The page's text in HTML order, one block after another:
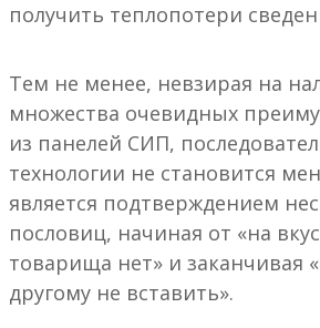
получить теплопотери
Тем не менее, невзирая на
множества очевидных
из панелей СИП,
технологии не становится
является подтверждением
пословиц, начиная от «на
товарища нет» и заканчивая
другому не вставить».